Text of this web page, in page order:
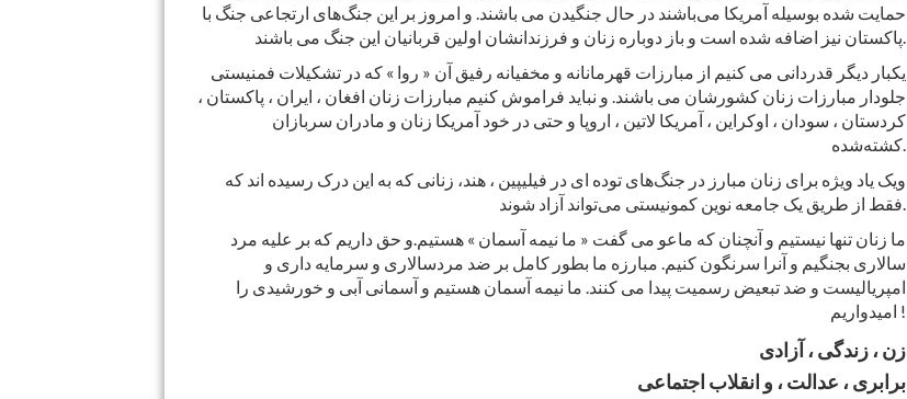
حمایت شده بوسیله آمریکا می‌باشند در حال جنگیدن می باشند. و امروز بر این جنگ‌های ارتجاعی جنگ با
یکبار دیگر قدردانی می کنیم از مبارزات قهرمانانه و مخفیانه رفیق آن « روا » که در تشکیلات فمنیستی
جلودار مبارزات زنان کشورشان می باشند. و نباید فراموش کنیم مبارزات زنان افغان ، ایران ، پاکستان ،
کردستان ، سودان ، اوکراین ، آمریکا لاتین ، اروپا و حتی در خود آمریکا زنان و مادران سربازان
ویک یاد ویژه برای زنان مبارز در جنگ‌های توده ای در فیلیپین ، هند، زنانی که به این درک رسیده اند که
ما زنان تنها نیستیم و آنچنان که ماعو می گفت « ما نیمه آسمان » هستیم.و حق داریم که بر علیه مرد
سالاری بجنگیم و آنرا سرنگون کنیم. مبارزه ما بطور کامل بر ضد مردسالاری و سرمایه داری و
امپریالیست و ضد تبعیض رسمیت پیدا می کنند. ما نیمه آسمان هستیم و آسمانی آبی و خورشیدی را
امیدواریم !
زن ، زندگی ، آزادی
برابری ، عدالت ، و انقلاب اجتماعی